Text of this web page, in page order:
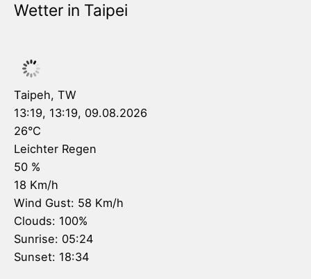
Wetter in Taipei
Taipeh, TW
13:19, 13:19, 09.08.2026
26°C
Leichter Regen
50 %
18 Km/h
Wind Gust: 58 Km/h
Clouds: 100%
Sunrise: 05:24
Sunset: 18:34